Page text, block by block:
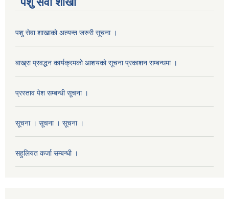
पशु सेवा शाखाको अत्यन्त जरुरी सूचना ।
बाख्रा प्रवद्धन कार्यक्रमको आशयको सूचना प्रकाशन सम्बन्धमा ।
प्रस्ताव पेश सम्बन्धी सूचना ।
सूचना । सूचना । सूचना ।
सहुलियत कर्जा सम्बन्धी ।